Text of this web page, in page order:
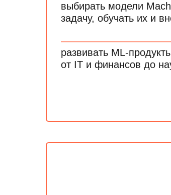
выбирать модели
задачу, обучать их и
развивать ML-
от IT и финансов до